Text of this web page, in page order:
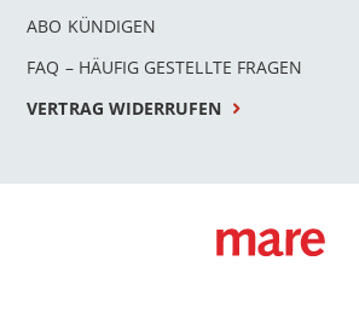
ABO KÜNDIGEN
FAQ – HÄUFIG GESTELLTE FRAGEN
VERTRAG WIDERRUFEN